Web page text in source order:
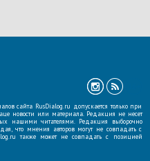
сайта RusDialog.ru допускается только при
новости или материала. Редакция не несет
нашими читателями. Редакция выборочно
что мнения авторов могут не совпадать с
также может не совпадать с позицией